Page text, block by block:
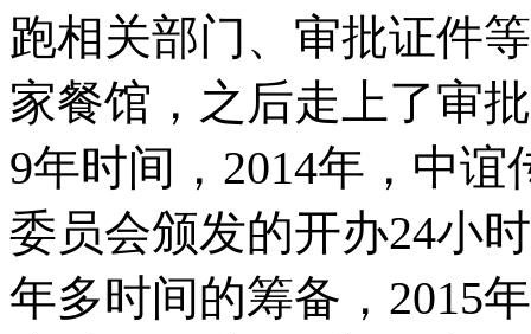
跑相关部门、审批证件
家餐馆，之后走上了审
9年时间，2014年，中
委员会颁发的开办24小
年多时间的筹备，2015